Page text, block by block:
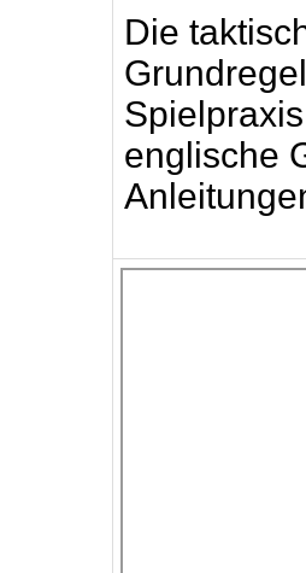
Die
englische